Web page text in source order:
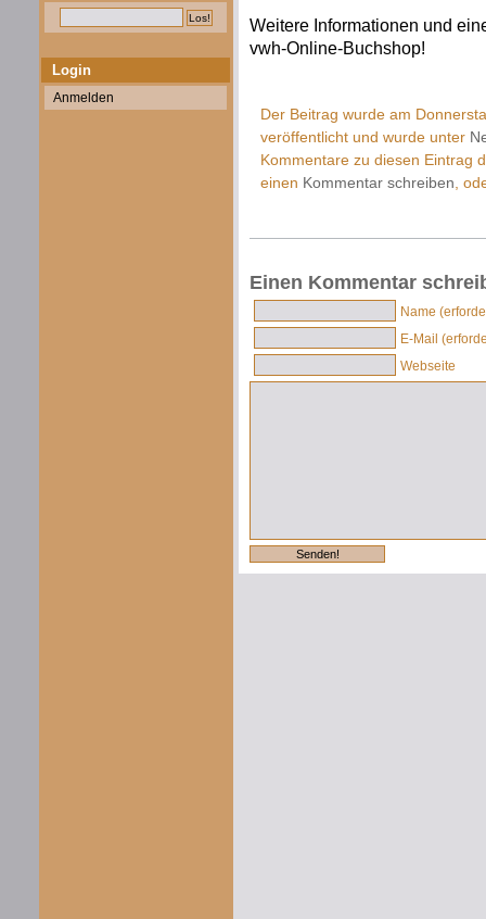
Login
Anmelden
Weitere Informationen und
vwh-Online-Buchshop!
Der Beitrag wurde am
veröffentlicht und wurde unter
Kommentare zu diesen Eintrag
einen Kommentar schreiben ,
Einen Kommentar
Name
E-Mail
Webseite